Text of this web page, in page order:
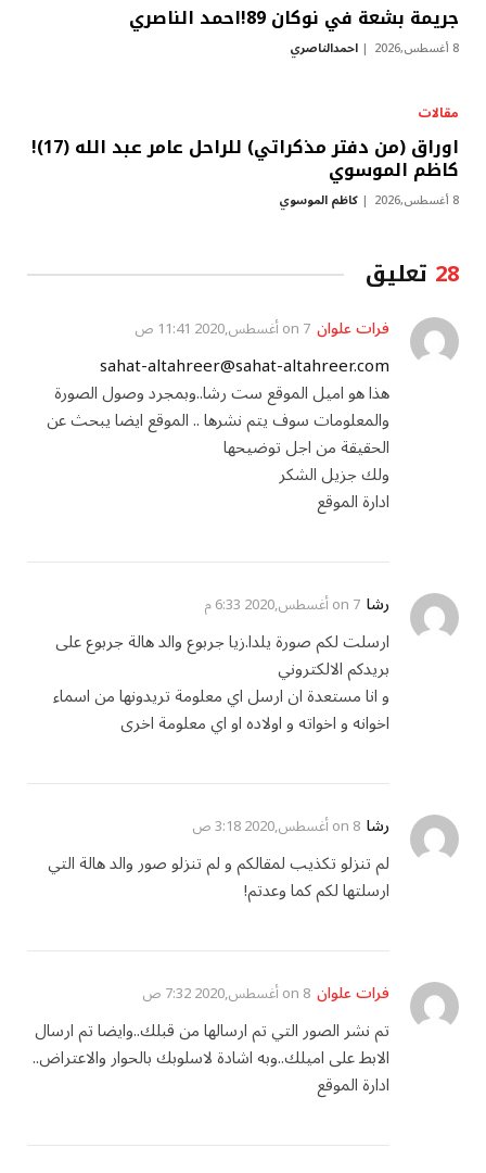
جريمة بشعة في نوكان 89!احمد الناصري
8 أغسطس,2026 احمدالناصري
مقالات
اوراق (من دفتر مذكراتي) للراحل عامر عبد الله (17)!
كاظم الموسوي
8 أغسطس,2026 كاظم الموسوي
28 تعليق
فرات علوان 7 أغسطس,2020 11:41 ص
sahat-altahreer@sahat-altahreer.com
هذا هو اميل الموقع ست رشا..وبمجرد وصول الصورة
والمعلومات سوف يتم نشرها .. الموقع ايضا يبحث عن
الحقيقة من اجل توضيحها
ولك جزيل الشكر
ادارة الموقع
رشا 7 أغسطس,2020 6:33 م
ارسلت لكم صورة يلدا.زيا جربوع والد هالة جربوع على
بريدكم الالكتروني
و انا مستعدة ان ارسل اي معلومة تريدونها من اسماء
اخوانه و اخواته و اولاده او اي معلومة اخرى
رشا 8 أغسطس,2020 3:18 ص
لم تنزلو تكذيب لمقالكم و لم تنزلو صور والد هالة التي
ارسلتها لكم كما وعدتم!
فرات علوان 8 أغسطس,2020 7:32 ص
تم نشر الصور التي تم ارسالها من قبلك..وايضا تم ارسال
الابط على اميلك..وبه اشادة لاسلوبك بالحوار والاعتراض..
ادارة الموقع